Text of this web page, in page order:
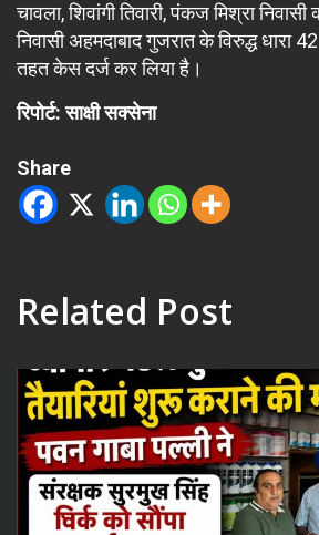
चावला, शिवांगी तिवारी, पंकज मिश्रा
निवासी अहमदाबाद गुजरात के विरुद्ध धारा
तहत केस दर्ज कर लिया है।
रिपोर्ट: साक्षी सक्सेना
Share
Related Post